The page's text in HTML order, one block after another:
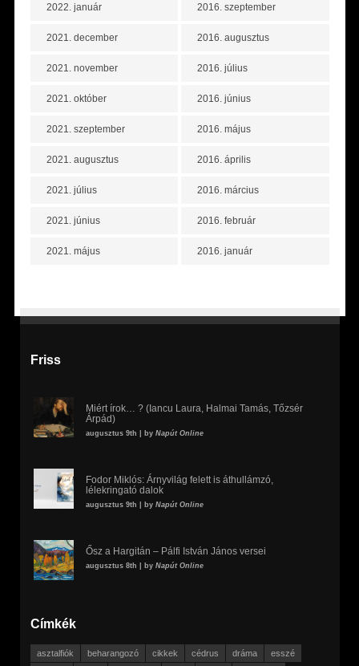
2022. január
2021. december
2021. november
2021. október
2021. szeptember
2021. augusztus
2021. július
2021. június
2021. május
2016. szeptember
2016. augusztus
2016. július
2016. június
2016. május
2016. április
2016. március
2016. február
2016. január
Friss
Miért írok… ? (Iancu Laura, Halmai Tamás, Tőzsér
Árpád)
augusztus 9th | by Napút Online
Fodor Miklós: Árnyvilág felett is áthullámzó,
lélekringató dalok
augusztus 9th | by Napút Online
Ősz a Hargitán – Pálfi István János versei
augusztus 8th | by Napút Online
Címkék
asztalfiók beharangozó cikkek cédrus dráma
esszé